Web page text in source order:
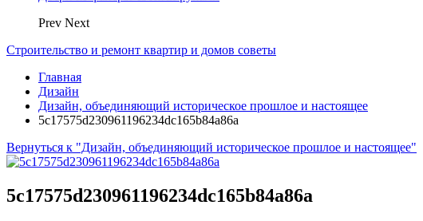
Prev Next
Строительство и ремонт квартир и домов советы
Главная
Дизайн
Дизайн, объединяющий историческое прошлое и настоящее
5c17575d230961196234dc165b84a86a
Вернуться к "Дизайн, объединяющий историческое прошлое и настоящее"
5c17575d230961196234dc165b84a86a